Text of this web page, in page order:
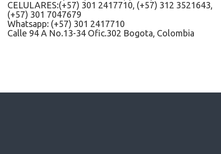
CELULARES:(+57) 301 2417710, (+57) 312 3521643,
(+57) 301 7047679
Whatsapp: (+57) 301 2417710
Calle 94 A No.13-34 Ofic.302 Bogota, Colombia